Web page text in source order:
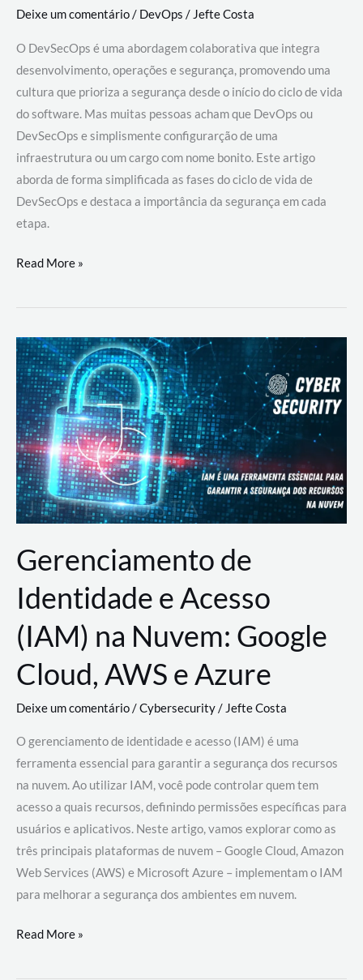
Deixe um comentário/ DevOps /Jefte Costa
O DevSecOps é uma abordagem colaborativa que integra
desenvolvimento, operações e segurança, promovendo uma
cultura que prioriza a segurança desde o início do ciclo de vida
do software. Mas muitas pessoas acham que DevOps ou
DevSecOps e simplismente configurarção de uma
infraestrutura ou um cargo com nome bonito. Este artigo
aborda de forma simplificada as fases do ciclo de vida de
DevSecOps e destaca a importância da segurança em cada
etapa.
DevSecOps
Prática:
Desenvolvimento,
Segurança
e
Operações
Read More »
Gerenciamento de
Identidade e Acesso
(IAM) na Nuvem: Google
Cloud, AWS e Azure
Deixe um comentário/Cybersecurity/ Jefte Costa
O gerenciamento de identidade e acesso (IAM) é uma
ferramenta essencial para garantir a segurança dos recursos
na nuvem. Ao utilizar IAM, você pode controlar quem tem
acesso a quais recursos, definindo permissões específicas para
usuários e aplicativos. Neste artigo, vamos explorar como as
três principais plataformas de nuvem – Google Cloud, Amazon
Web Services (AWS) e Microsoft Azure – implementam o IAM
para melhorar a segurança dos ambientes em nuvem.
Gerenciamento
Read More »